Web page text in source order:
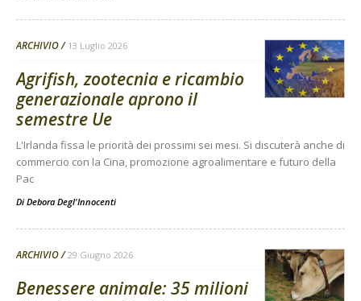
ARCHIVIO 13 Luglio 2026
Agrifish, zootecnia e ricambio
generazionale aprono il
semestre Ue
L'Irlanda fissa le priorità dei prossimi sei mesi. Si discuterà anche di
commercio con la Cina, promozione agroalimentare e futuro della
Pac
Di Debora Degl'Innocenti
ARCHIVIO 29 Giugno 2026
Benessere animale: 35 milioni